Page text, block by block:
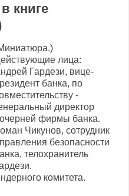
книге
лица:
Гардези, вице-
банка, по
-
директор
фирмы банка.
Чикунов, сотрудник
безопасности
телохранитель
комитета.